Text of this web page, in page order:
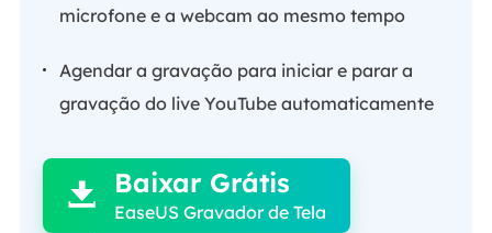
microfone e a webcam ao mesmo tempo
Agendar a gravação para iniciar e parar a
gravação do live YouTube automaticamente

 Baixar Grátis
EaseUS Gravador de Tela